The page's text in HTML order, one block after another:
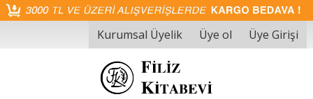
Kurumsal Üyelik Üye ol Üye Girişi